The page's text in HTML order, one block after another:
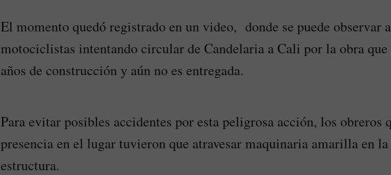
El momento quedó registrado en un video, donde se puede observar
motociclistas intentando circular de Candelaria a Cali por la obra que
años de construcción y aún no es entregada.
Para evitar posibles accidentes por esta peligrosa acción, los obreros
presencia en el lugar tuvieron que atravesar maquinaria amarilla en
estructura.